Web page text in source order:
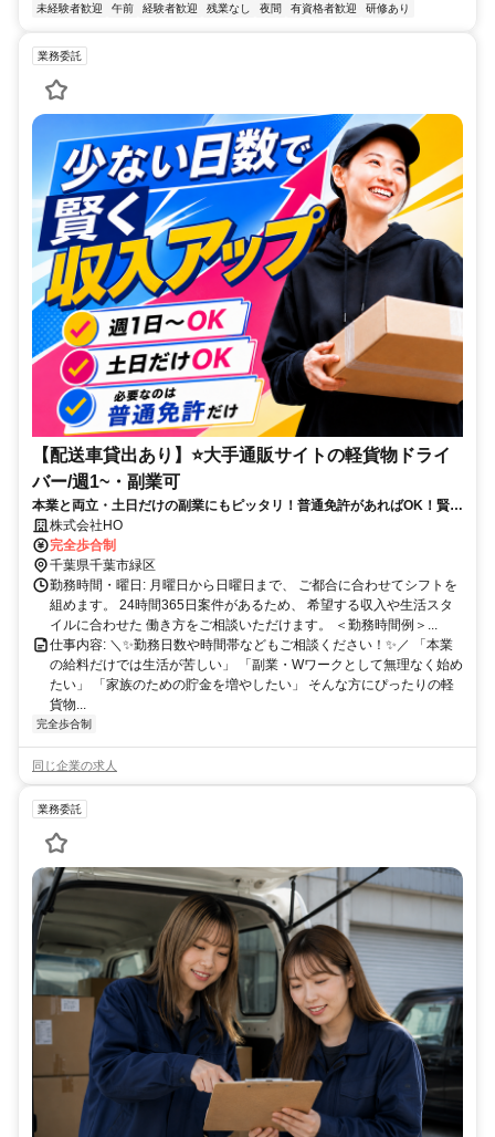
未経験者歓迎
午前 経験者歓迎 残業なし 夜間 有資格者歓迎 研修あり
業務委託
【配送車貸出あり】⭐大手通販サイトの軽貨物ドライ
バー/週1~・副業可
本業と両立・土日だけの副業にもピッタリ！普通免許があればOK！賢く
収入UPが目指せて物価高騰にも負けない！
株式会社HO
完全歩合制
千葉県千葉市緑区
勤務時間・曜日: 月曜日から日曜日まで、 ご都合に合わせてシフトを
組めます。 24時間365日案件があるため、 希望する収入や生活スタ
イルに合わせた 働き方をご相談いただけます。 ＜勤務時間例＞...
仕事内容: ＼✨勤務日数や時間帯などもご相談ください！✨／ 「本業
の給料だけでは生活が苦しい」 「副業・Wワークとして無理なく始め
たい」 「家族のための貯金を増やしたい」 そんな方にぴったりの軽
貨物...
完全歩合制
同じ企業の求人
業務委託